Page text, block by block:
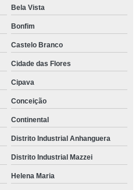
Bela Vista
Bonfim
Castelo Branco
Cidade das Flores
Cipava
Conceição
Continental
Distrito Industrial Anhanguera
Distrito Industrial Mazzei
Helena Maria